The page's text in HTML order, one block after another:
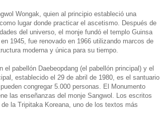
Wongak, quien al principio estableció una
lugar donde practicar el ascetismo. Después de
del universo, el monje fundó el templo Guinsa
1945, fue renovado en 1966 utilizando marcos de
moderna y única para su tiempo.
pabellón Daebeopdang (el pabellón principal) y el
establecido el 29 de abril de 1980, es el santuario
congregar 5.000 personas. El Monumento
las enseñanzas del monje Sangwol. Los escritos
la Tripitaka Koreana, uno de los textos más